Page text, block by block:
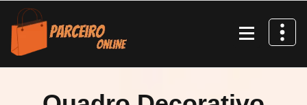
Pular
para
conteúdo